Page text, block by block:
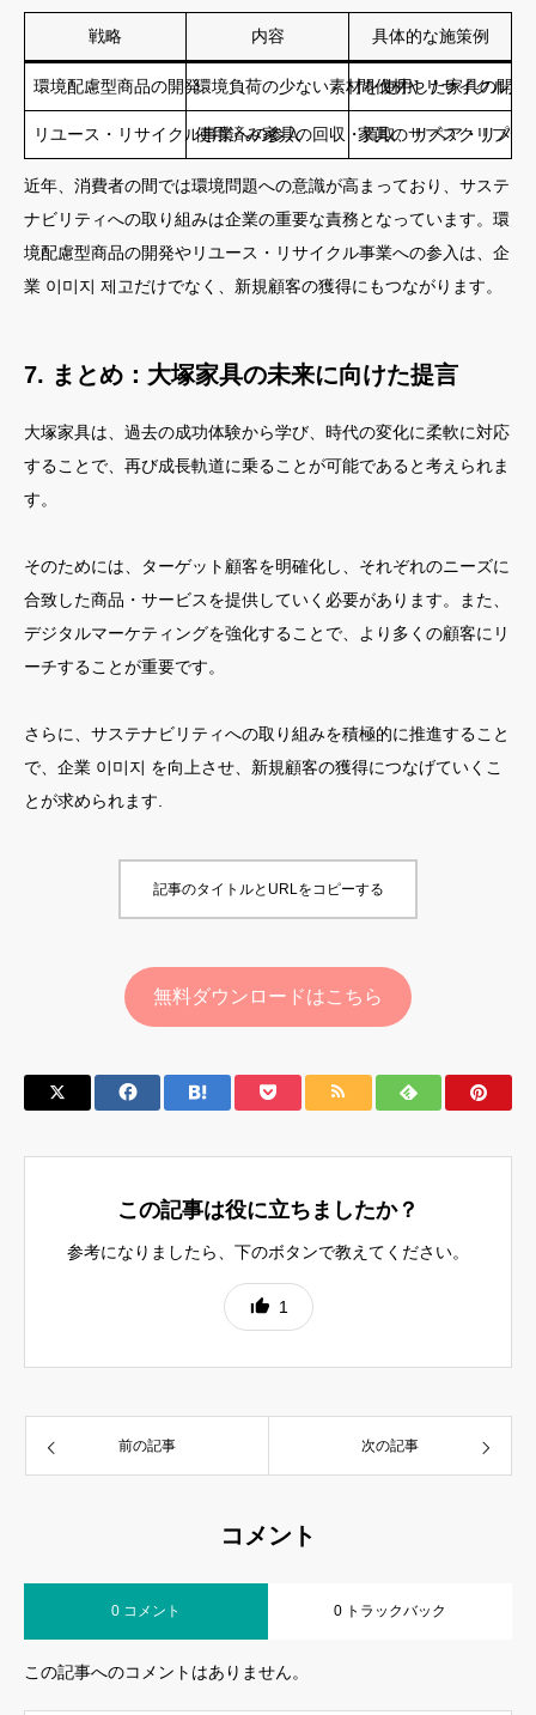
戦略 内容 具体的な施策例
環境配慮型商品の開発環境負荷の少ない素材を使用した家具の開発
間伐材やリサイクル素
リユース・リサイクル事業への参入使用済み家具の回収・買取、リペア・リメイ
家具のサブスクリプシ
近年、消費者の間では環境問題への意識が高まっており、サステ
ナビリティへの取り組みは企業の重要な責務となっています。環
境配慮型商品の開発やリユース・リサイクル事業への参入は、企
業 이미지 제고だけでなく、新規顧客の獲得にもつながります。
7. まとめ：大塚家具の未来に向けた提言
大塚家具は、過去の成功体験から学び、時代の変化に柔軟に対応
することで、再び成長軌道に乗ることが可能であると考えられま
す。
そのためには、ターゲット顧客を明確化し、それぞれのニーズに
合致した商品・サービスを提供していく必要があります。また、
デジタルマーケティングを強化することで、より多くの顧客にリ
ーチすることが重要です。
さらに、サステナビリティへの取り組みを積極的に推進すること
で、企業 이미지 を向上させ、新規顧客の獲得につなげていくこ
とが求められます.
記事のタイトルとURLをコピーする
無料ダウンロードはこちら
この記事は役に立ちましたか？
参考になりましたら、下のボタンで教えてください。
1
前の記事 次の記事
コメント
0 コメント 0 トラックバック
この記事へのコメントはありません。